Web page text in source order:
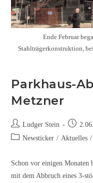
Ende Februar
Stahlträgerkonstruktion,
Parkhaus-
Metzner
Ludger Stein
Newsticker / Aktuelles /
Schon vor einigen Monaten
mit dem Abbruch eines 3-